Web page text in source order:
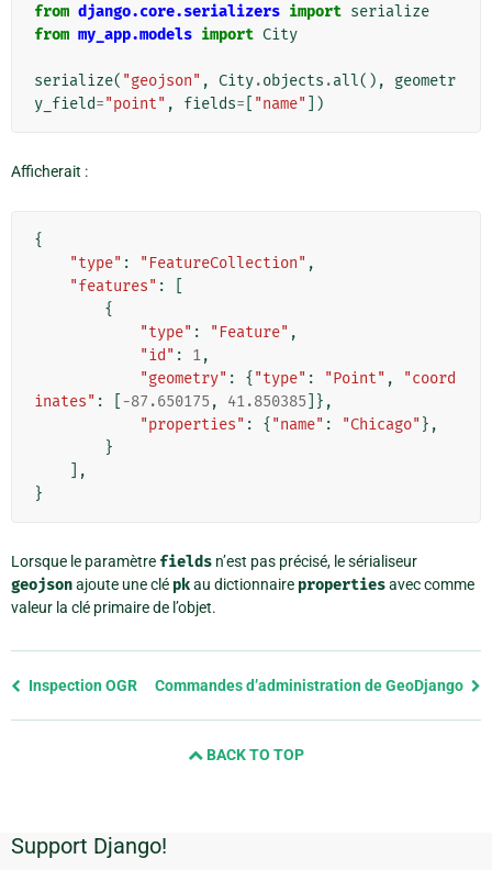
from django.core.serializers import serialize
from my_app.models import City
serialize( "geojson" , City.objects .all(),
geometr
y_field="point" , fields= "name" ])
Afficherait :
{
"type" : "FeatureCollection" ,
"features" :
{
"type" : "Feature" ,
"id" : 1,
"geometry" : { "type" : "Point" ,
"coord
inates" : -87.650175 , 41.850385 ]},
"properties" : { "name" : "Chicago" },
}
],
}
Lorsque le paramètre fields n’est pas précisé, le sérialiseur
geojsonajoute une clé pkau dictionnaire propertiesavec comme
valeur la clé primaire de l’objet.
Previous
Inspection OGR Commandes d’administration de GeoDjango
BACK TO TOP
Informations
Support Django!